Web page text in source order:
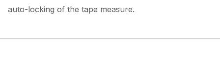
auto-locking of the tape measure.